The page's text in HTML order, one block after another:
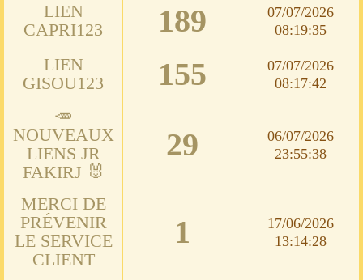
LIEN
CAPRI123
189
07/07/2026
08:19:35
LIEN
GISOU123
155
07/07/2026
08:17:42
🥕
NOUVEAUX
LIENS JR
FAKIRJ 🐰
29
06/07/2026
23:55:38
MERCI DE
PRÉVENIR
LE SERVICE
CLIENT
1
17/06/2026
13:14:28